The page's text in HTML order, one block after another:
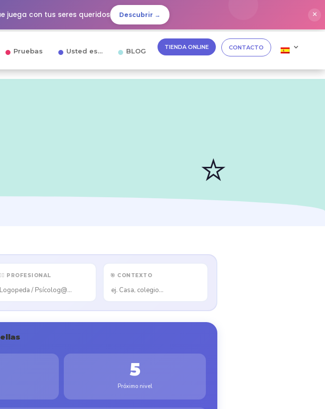
juega con tus seres queridos Descubrir → ✕
Pruebas Usted es… BLOG TIENDA ONLINE CONTACTO
⭐
PROFESIONAL 🎯 CONTEXTO
5
Próximo nivel